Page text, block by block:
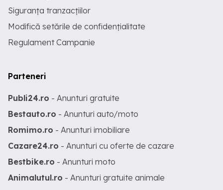
Siguranța tranzacțiilor
Modifică setările de confidențialitate
Regulament Campanie
Parteneri
Publi24.ro - Anunturi gratuite
Bestauto.ro - Anunturi auto/moto
Romimo.ro - Anunturi imobiliare
Cazare24.ro - Anunturi cu oferte de cazare
Bestbike.ro - Anunturi moto
Animalutul.ro - Anunturi gratuite animale